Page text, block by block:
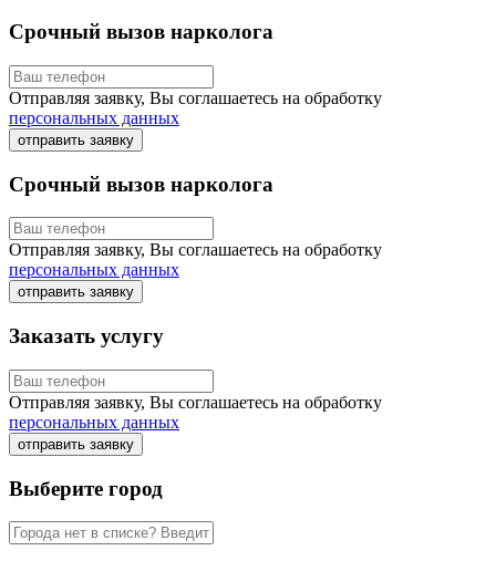
Срочный вызов нарколога
Отправляя заявку, Вы соглашаетесь на обработку
персональных данных
отправить заявку
Срочный вызов нарколога
Отправляя заявку, Вы соглашаетесь на обработку
персональных данных
отправить заявку
Заказать услугу
Отправляя заявку, Вы соглашаетесь на обработку
персональных данных
отправить заявку
Выберите город